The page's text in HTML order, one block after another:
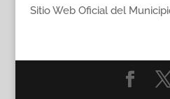
Sitio Web Oficial del